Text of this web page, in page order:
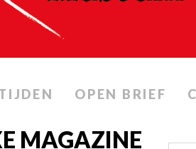
OPEN BRIEF
MAGAZINE